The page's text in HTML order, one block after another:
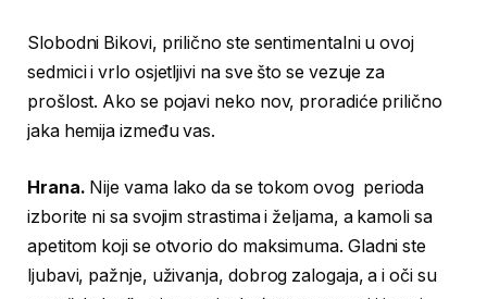
Slobodni Bikovi, prilično ste sentimentalni u ovoj
sedmici i vrlo osjetljivi na sve što se vezuje za
prošlost. Ako se pojavi neko nov, proradiće prilično
jaka hemija između vas.
Hrana. Nije vama lako da se tokom ovog perioda
izborite ni sa svojim strastima i željama, a kamoli sa
apetitom koji se otvorio do maksimuma. Gladni ste
ljubavi, pažnje, uživanja, dobrog zalogaja, a i oči su